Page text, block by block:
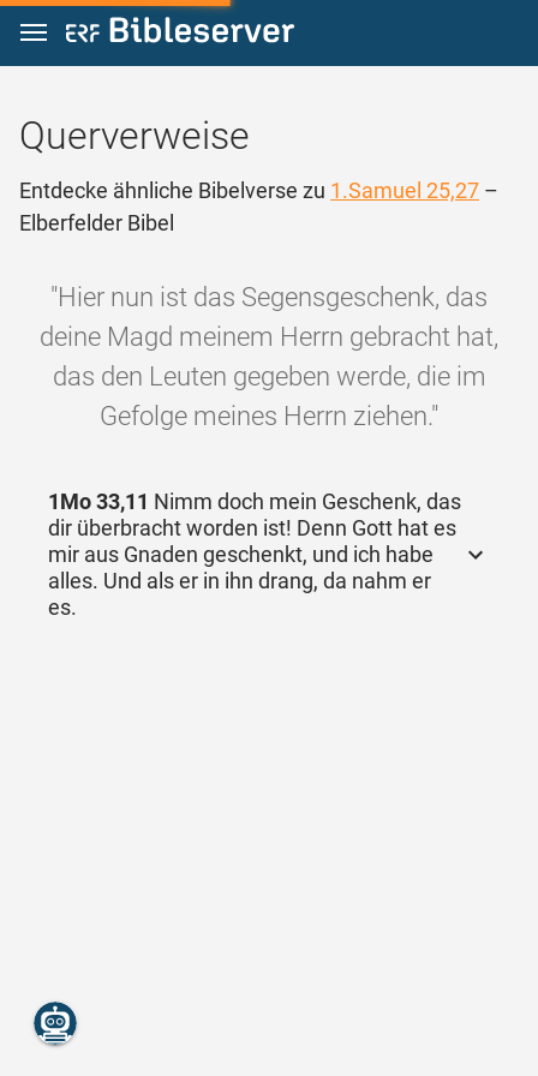
Zum Inhalt springen
Querverweise
Entdecke ähnliche Bibelverse zu 1.Samuel 25,27 –
Elberfelder Bibel
"Hier nun ist das Segensgeschenk, das
deine Magd meinem Herrn gebracht hat,
das den Leuten gegeben werde, die im
Gefolge meines Herrn ziehen."
1Mo 33,11 Nimm doch mein Geschenk, das
dir überbracht worden ist! Denn Gott hat es
mir aus Gnaden geschenkt, und ich habe
alles. Und als er in ihn drang, da nahm er
es.